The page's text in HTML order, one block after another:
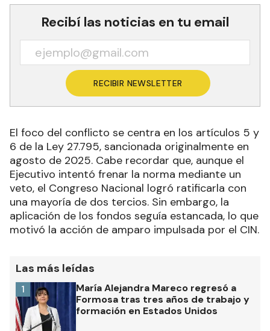
Recibí las noticias en tu email
RECIBIR NEWSLETTER
El foco del conflicto se centra en los artículos 5 y
6 de la Ley 27.795, sancionada originalmente en
agosto de 2025. Cabe recordar que, aunque el
Ejecutivo intentó frenar la norma mediante un
veto, el Congreso Nacional logró ratificarla con
una mayoría de dos tercios. Sin embargo, la
aplicación de los fondos seguía estancada, lo que
motivó la acción de amparo impulsada por el CIN.
Las más leídas
María Alejandra Mareco regresó a
Formosa tras tres años de trabajo y
formación en Estados Unidos
1